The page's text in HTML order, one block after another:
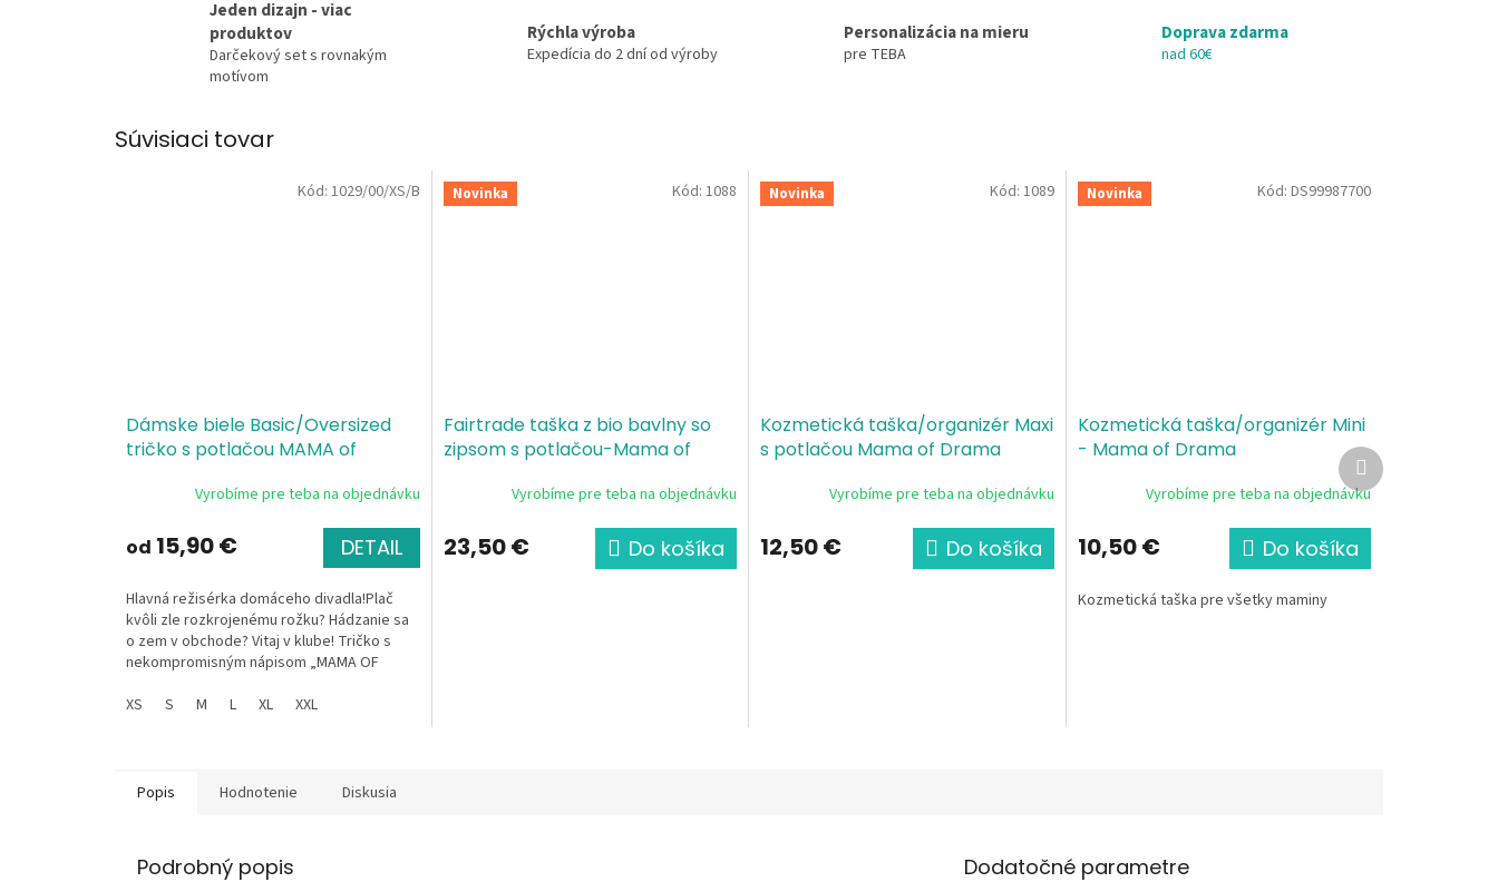
Jeden dizajn - viac
produktov
Darčekový set s rovnakým
motívom
Rýchla výroba
Expedícia do 2 dní od výroby
Personalizácia na mieru
pre TEBA
Doprava zdarma
nad 60€
Súvisiaci tovar
Dámske biele Basic/Oversized
tričko s potlačou MAMA of
Vyrobíme pre teba na objednávku
od 15,90 € DETAIL
Hlavná režisérka domáceho divadla!Plač
kvôli zle rozkrojenému rožku? Hádzanie sa
o zem v obchode? Vitaj v klube! Tričko s
nekompromisným nápisom „MAMA OF
XS
S M L XL XXL
Kód: 1029/00/XS/B Novinka
Fairtrade taška z bio bavlny so
zipsom s potlačou-Mama of
Vyrobíme pre teba na objednávku
23,50 € Do košíka
Kód: 1088 Novinka
Kozmetická taška/organizér Maxi
s potlačou Mama of Drama
Vyrobíme pre teba na objednávku
12,50 € Do košíka
Kód: 1089 Novinka
Kozmetická taška/organizér Mini
- Mama of Drama
Vyrobíme pre teba na objednávku
10,50 € Do košíka
Kozmetická taška pre všetky maminy
Kód: DS99987700
Ďalší
produkt
Popis Hodnotenie Diskusia
Podrobný popis Dodatočné parametre